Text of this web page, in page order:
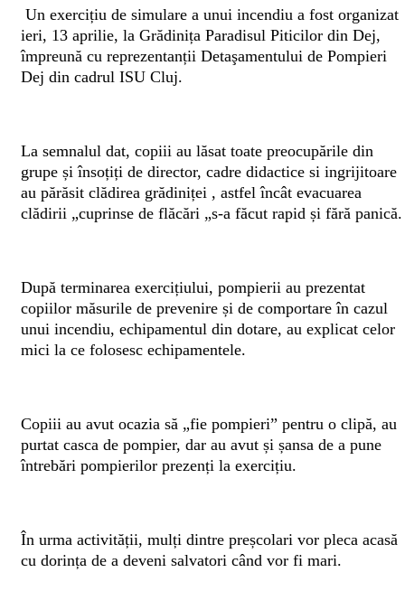
Un exercițiu de simulare a unui incendiu a fost organizat
ieri, 13 aprilie, la Grădinița Paradisul Piticilor din Dej,
împreună cu reprezentanții Detaşamentului de Pompieri
Dej din cadrul ISU Cluj.
La semnalul dat, copiii au lăsat toate preocupările din
grupe și însoțiți de director, cadre didactice si ingrijitoare
au părăsit clădirea grădiniței , astfel încât evacuarea
clădirii „cuprinse de flăcări „s-a făcut rapid și fără panică.
După terminarea exercițiului, pompierii au prezentat
copiilor măsurile de prevenire și de comportare în cazul
unui incendiu, echipamentul din dotare, au explicat celor
mici la ce folosesc echipamentele.
Copiii au avut ocazia să „fie pompieri” pentru o clipă, au
purtat casca de pompier, dar au avut și șansa de a pune
întrebări pompierilor prezenți la exercițiu.
În urma activității, mulți dintre preșcolari vor pleca acasă
cu dorința de a deveni salvatori când vor fi mari.